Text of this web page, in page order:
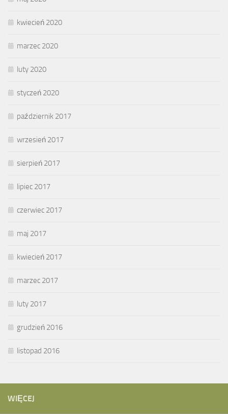
kwiecień 2020
marzec 2020
luty 2020
styczeń 2020
październik 2017
wrzesień 2017
sierpień 2017
lipiec 2017
czerwiec 2017
maj 2017
kwiecień 2017
marzec 2017
luty 2017
grudzień 2016
listopad 2016
WIĘCEJ